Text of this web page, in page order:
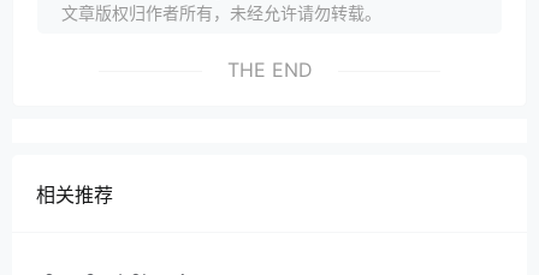
TheStack德国法兰克福机房测试IP：185.194.238.1
文章版权归作者所有，未经允许请勿转载。
THE END
相关推荐